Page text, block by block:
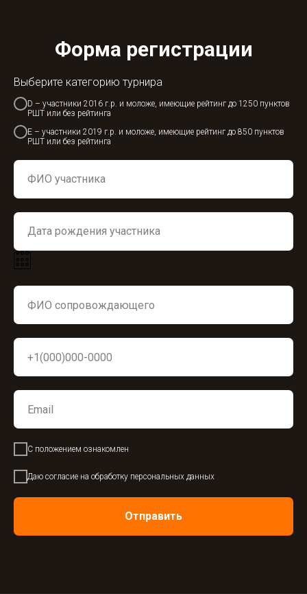
Форма регистрации
Выберите категорию турнира
D – участники 2016 г.р. и моложе, имеющие рейтинг до 1250 пунктов
РШТ или без рейтинга
E – участники 2019 г.р. и моложе, имеющие рейтинг до 850 пунктов
РШТ или без рейтинга
С положением ознакомлен
Даю согласие на обработку персональных данных
Отправить